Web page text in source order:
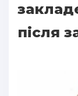
після